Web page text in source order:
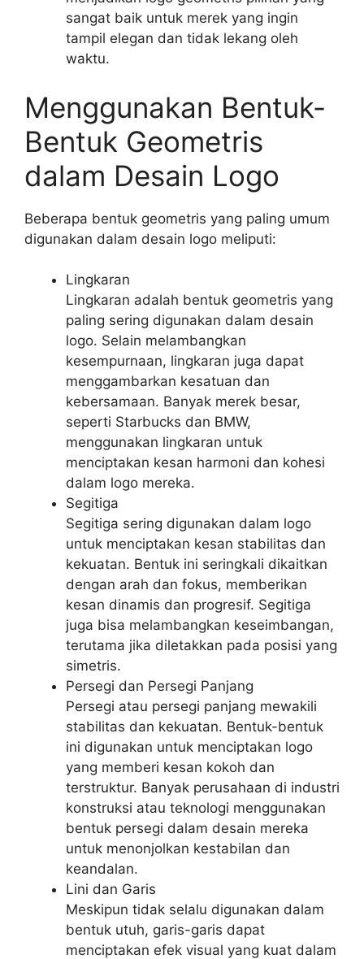
sangat baik untuk merek yang ingin
tampil elegan dan tidak lekang oleh
waktu.
Menggunakan Bentuk-
Bentuk Geometris
dalam Desain Logo
Beberapa bentuk geometris yang paling umum
digunakan dalam desain logo meliputi:
Lingkaran
Lingkaran adalah bentuk geometris yang
paling sering digunakan dalam desain
logo. Selain melambangkan
kesempurnaan, lingkaran juga dapat
menggambarkan kesatuan dan
kebersamaan. Banyak merek besar,
seperti Starbucks dan BMW,
menggunakan lingkaran untuk
menciptakan kesan harmoni dan kohesi
dalam logo mereka.
Segitiga
Segitiga sering digunakan dalam logo
untuk menciptakan kesan stabilitas dan
kekuatan. Bentuk ini seringkali dikaitkan
dengan arah dan fokus, memberikan
kesan dinamis dan progresif. Segitiga
juga bisa melambangkan keseimbangan,
terutama jika diletakkan pada posisi yang
simetris.
Persegi dan Persegi Panjang
Persegi atau persegi panjang mewakili
stabilitas dan kekuatan. Bentuk-bentuk
ini digunakan untuk menciptakan logo
yang memberi kesan kokoh dan
terstruktur. Banyak perusahaan di industri
konstruksi atau teknologi menggunakan
bentuk persegi dalam desain mereka
untuk menonjolkan kestabilan dan
keandalan.
Lini dan Garis
Meskipun tidak selalu digunakan dalam
bentuk utuh, garis-garis dapat
menciptakan efek visual yang kuat dalam